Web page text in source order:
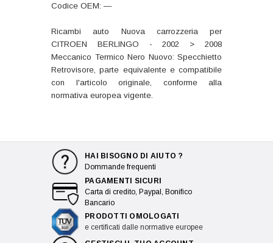
Codice OEM: —
Ricambi auto Nuova carrozzeria per
CITROEN BERLINGO - 2002 > 2008
Meccanico Termico Nero Nuovo: Specchietto
Retrovisore, parte equivalente e compatibile
con l'articolo originale, conforme alla
normativa europea vigente.
HAI BISOGNO DI AIUTO ?
Dommande frequenti
PAGAMENTI SICURI
Carta di credito, Paypal, Bonifico
Bancario
PRODOTTI OMOLOGATI
e certificati dalle normative europee